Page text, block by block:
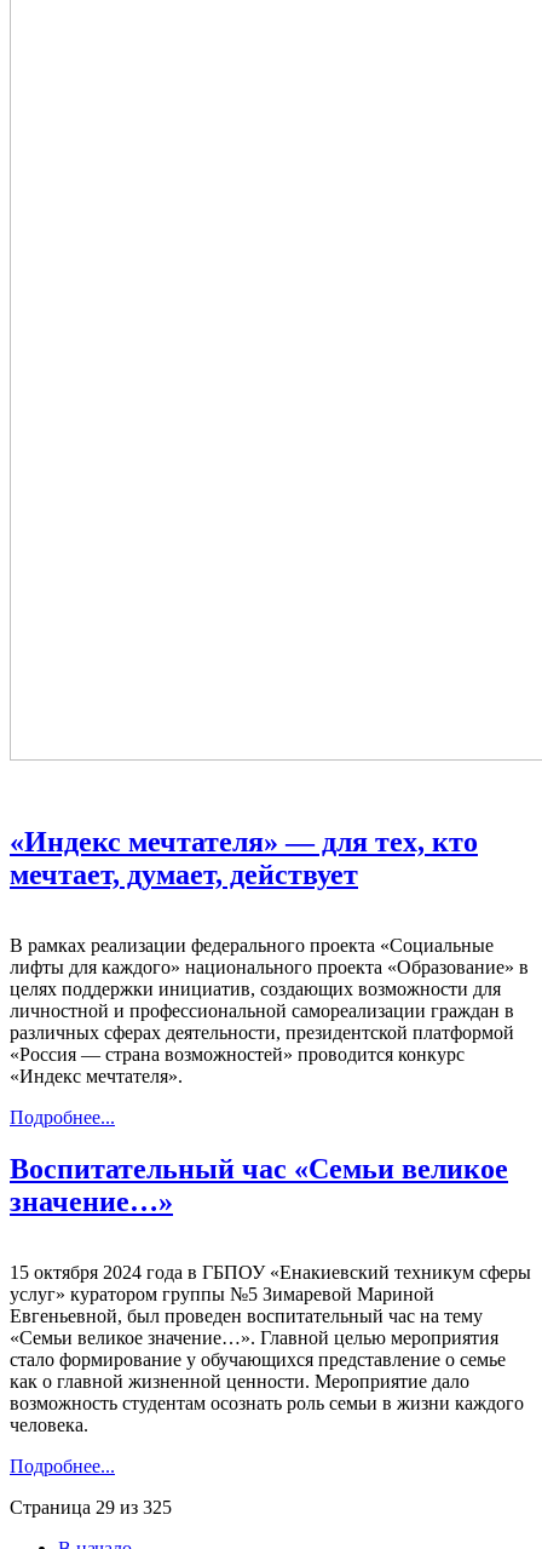
«Индекс мечтателя» — для тех, кто
мечтает, думает, действует
В рамках реализации федерального проекта «Социальные
лифты для каждого» национального проекта «Образование» в
целях поддержки инициатив, создающих возможности для
личностной и профессиональной самореализации граждан в
различных сферах деятельности, президентской платформой
«Россия — страна возможностей» проводится конкурс
«Индекс мечтателя».
Подробнее...
Воспитательный час «Семьи великое
значение…»
15 октября 2024 года в ГБПОУ «Енакиевский техникум сферы
услуг» куратором группы №5 Зимаревой Мариной
Евгеньевной, был проведен воспитательный час на тему
«Семьи великое значение…». Главной целью мероприятия
стало формирование у обучающихся представление о семье
как о главной жизненной ценности. Мероприятие дало
возможность студентам осознать роль семьи в жизни каждого
человека.
Подробнее...
Страница 29 из 325